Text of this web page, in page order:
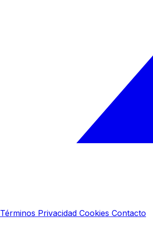
Términos Privacidad Cookies Contacto